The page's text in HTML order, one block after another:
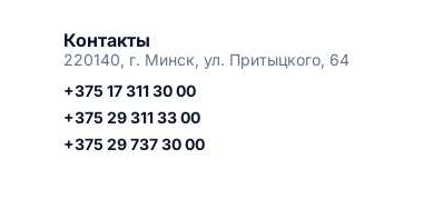
Контакты
220140, г. Минск, ул. Притыцкого, 64
+375 17 311 30 00
+375 29 311 33 00
+375 29 737 30 00